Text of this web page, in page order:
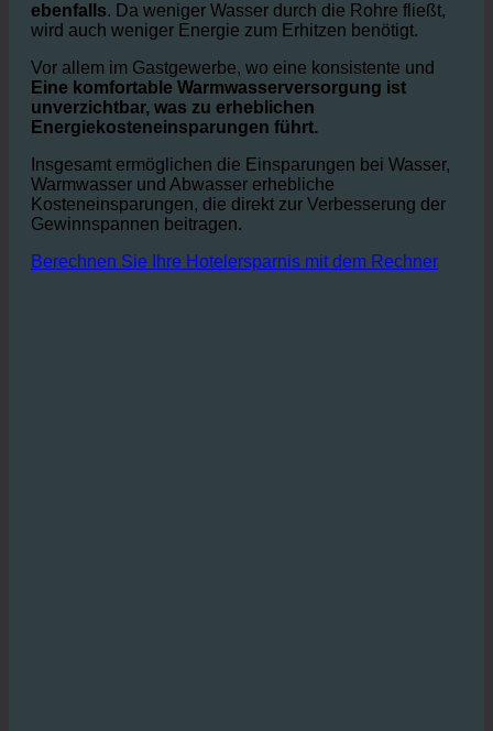
Zusätzlich zu den direkten Wassereinsparungen
werden diedie Nachfrage nach Warmwasser sinkt
wird auch weniger Energie zum Erhitzen benötigt.
Vor allem im Gastgewerbe, wo eine konsistente und
Eine komfortable Warmwasserversorgung ist
Energiekosteneinsparungen führt.
Insgesamt ermöglichen die Einsparungen bei Wasser,
Warmwasser und Abwasser erhebliche
Gewinnspannen beitragen.